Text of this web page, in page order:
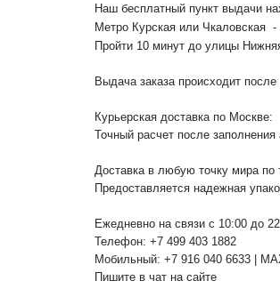
Наш бесплатный пункт выдачи
Метро Курская или Чкаловская
Пройти 10 минут до улицы
Выдача заказа происходит
Курьерская доставка по Москве:
Точный расчет после заполнения
Доставка в любую точку мира
Предоставляется надежная
Ежедневно на связи с 10:00 до
Телефон: +7 499 403 1882
Мобильный: +7 916 040 6633 |
Пишите в чат на сайте